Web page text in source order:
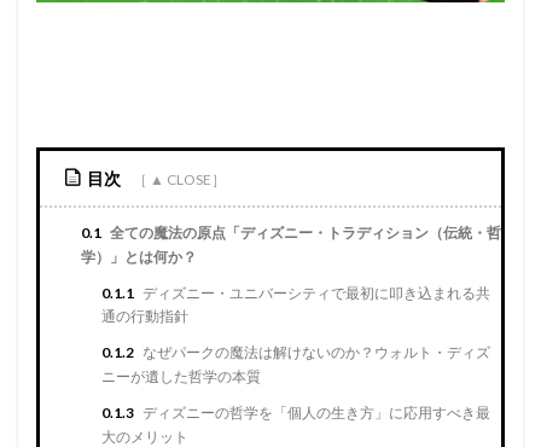
目次
0.1 全ての魔法の原点「ディズニー・トラディション（伝統・哲
学）」とは何か？
0.1.1 ディズニー・ユニバーシティで最初に叩き込まれる共
通の行動指針
0.1.2 なぜパークの魔法は解けないのか？ウォルト・ディズ
ニーが遺した哲学の本質
0.1.3 ディズニーの哲学を「個人の生き方」に応用すべき最
大のメリット